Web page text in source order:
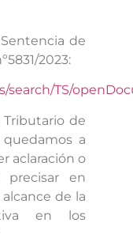
de
2023:
TS/
de
quedamos a
aclaración o
precisar en
de la
en los